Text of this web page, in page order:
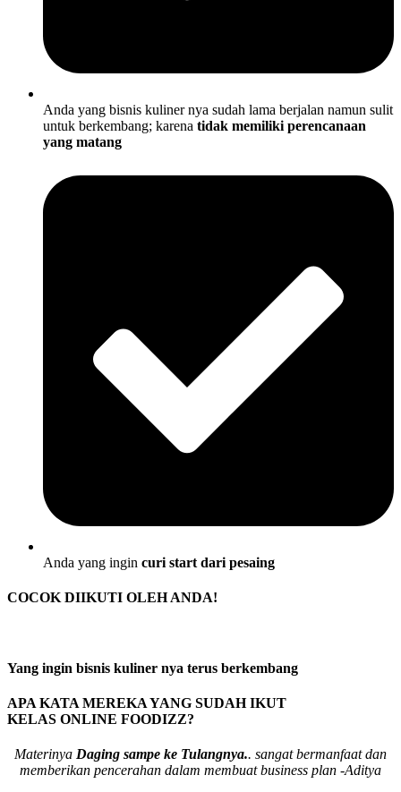
Anda yang bisnis kuliner nya sudah lama berjalan namun sulit
untuk berkembang; karena tidak memiliki perencanaan
yang matang
Anda yang ingin curi start dari pesaing
COCOK DIIKUTI OLEH ANDA!
Yang ingin bisnis kuliner nya terus berkembang
APA KATA MEREKA YANG SUDAH IKUT
KELAS ONLINE FOODIZZ?
Materinya Daging sampe ke Tulangnya.. sangat bermanfaat dan
memberikan pencerahan dalam membuat business plan -Aditya